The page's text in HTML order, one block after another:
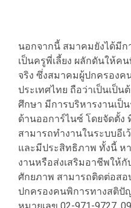
นอกจากนี้ สมาคมยังได้มีก
เป็นครูพี่เลี้ยง ผลักดันให้ค
จริง ซึ่งสมาคมผู้ปกครอง
ประเทศไทย ถือว่าเป็นเป็
ศึกษา มีการบริหารงานเป็
ด้านออการ์ไนซ์ โดยจัดตั้ง ที
สามารถทำงานในระบบอี
และมีประสิทธิภาพ ทั้งนี้ ห
งานหรือส่งเสริมอาชีพให้
ศักยภาพ สามารถติดต่อส
ปกครองคนพิการทางสติปั
หมายเลข 02-971-9727